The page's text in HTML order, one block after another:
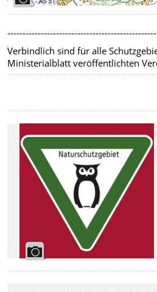
Verbindlich sind für alle
Ministerialblatt veröffentlichten